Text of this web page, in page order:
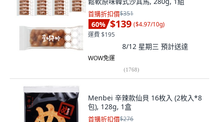
首購折扣價$351
60% $139 ($4.97/10g)
運費 $195
8/12 星期三 預計送達
WOW免運
(1768)
Menbei 辛辣款仙貝 16枚入 (2枚入*8
包), 128g, 1盒
首購折扣價$276